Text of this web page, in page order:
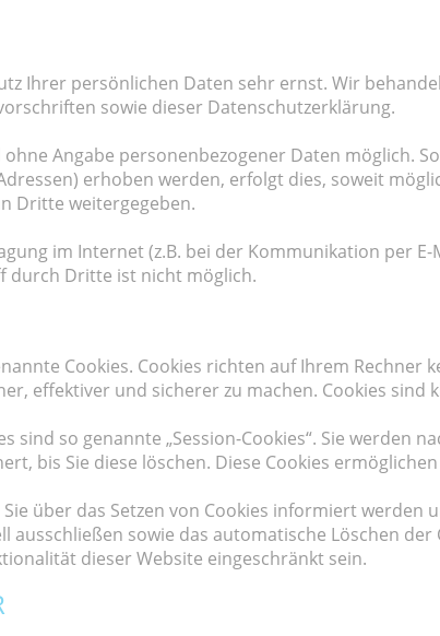
Ihrer persönlichen Daten sehr ernst. Wir
sowie dieser Datenschutzerklärung.
Angabe personenbezogener Daten möglich.
erhoben werden, erfolgt dies, soweit
Dritte weitergegeben.
im Internet (z.B. bei der Kommunikation per E-
durch Dritte ist nicht möglich.
Cookies. Cookies richten auf Ihrem Rechner
effektiver und sicherer zu machen. Cookies sind
sind so genannte „Session-Cookies“. Sie werden
bis Sie diese löschen. Diese Cookies
über das Setzen von Cookies informiert werden
sowie das automatische Löschen
dieser Website eingeschränkt sein.